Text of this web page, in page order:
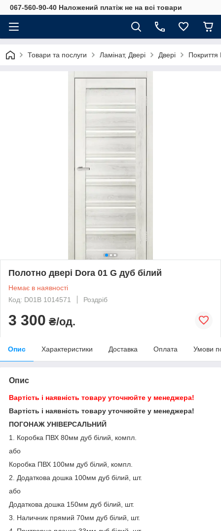
067-560-90-40 Наложений платіж не на всі товари
Товари та послуги Ламінат, Двері Двері
Полотно двері Dora 01 G дуб білий
Немає в наявності
Код: D01B 1014571
Роздріб
3 300 ₴/од.
Опис Характеристики Доставка Оплата Умови
Опис
Вартість і наявність товару уточнюйте у менеджера!
Вартість і наявність товару уточнюйте у менеджера!
ПОГОНАЖ УНІВЕРСАЛЬНИЙ
1. Коробка ПВХ 80мм дуб білий, компл.
або
Коробка ПВХ 100мм дуб білий, компл.
2. Додаткова дошка 100мм дуб білий, шт.
або
Додаткова дошка 150мм дуб білий, шт.
3. Наличник прямий 70мм дуб білий, шт.